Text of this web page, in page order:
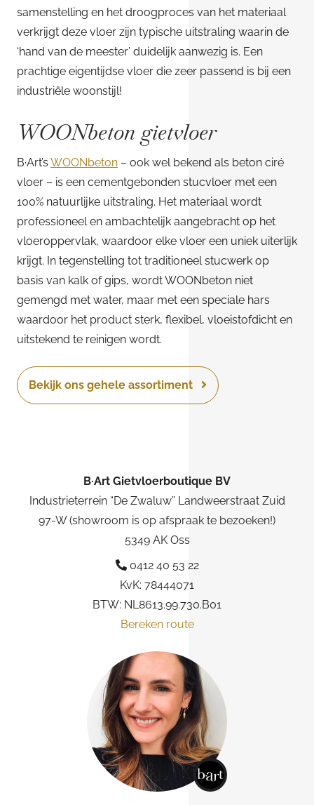
samenstelling en het droogproces van het materiaal
verkrijgt deze vloer zijn typische uitstraling waarin de
‘hand van de meester’ duidelijk aanwezig is. Een
prachtige eigentijdse vloer die zeer passend is bij een
industriële woonstijl!
WOONbeton gietvloer
B·Art’s WOONbeton – ook wel bekend als beton ciré
vloer – is een cementgebonden stucvloer met een
100% natuurlijke uitstraling. Het materiaal wordt
professioneel en ambachtelijk aangebracht op het
vloeroppervlak, waardoor elke vloer een uniek uiterlijk
krijgt. In tegenstelling tot traditioneel stucwerk op
basis van kalk of gips, wordt WOONbeton niet
gemengd met water, maar met een speciale hars
waardoor het product sterk, flexibel, vloeistofdicht en
uitstekend te reinigen wordt.
Bekijk ons gehele assortiment
B·Art Gietvloerboutique BV
Industrieterrein “De Zwaluw” Landweerstraat Zuid
97-W (showroom is op afspraak te bezoeken!)
5349 AK Oss
0412 40 53 22
KvK: 78444071
BTW: NL8613.99.730.B01
Bereken route